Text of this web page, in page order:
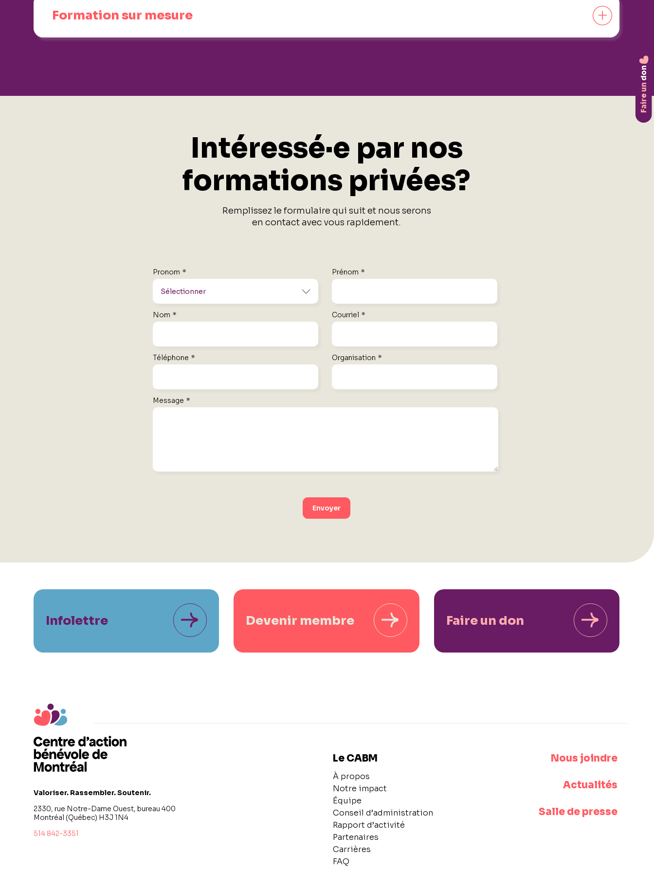
Formation sur mesure
Intéressé·e par nos
formations privées?
Remplissez le formulaire qui suit et nous serons
en contact avec vous rapidement.
Pronom * Prénom *
Nom * Courriel *
Téléphone * Organisation *
Message *
Envoyer
Infolettre Devenir membre Faire un don
Valoriser. Rassembler. Soutenir.
2330, rue Notre-Dame Ouest, bureau 400
Montréal (Québec) H3J 1N4
514 842-3351
Le CABM
À propos
Notre impact
Équipe
Conseil d’administration
Rapport d’activité
Partenaires
Carrières
FAQ
Nous joindre
Actualités
Salle de presse
Faire un
don